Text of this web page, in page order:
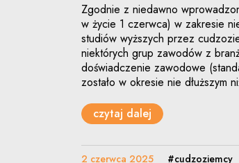
Zgodnie z niedawno
w życie 1 czerwca) w zakresie
studiów wyższych przez
niektórych grup zawodów z
doświadczenie zawodowe
zostało w okresie nie dłuższym
czytaj dalej
2 czerwca 2025 #cudzoziemcy